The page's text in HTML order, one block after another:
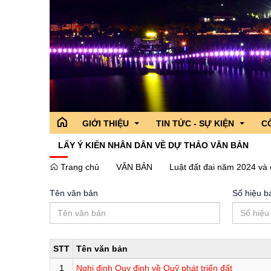
GIỚI THIỆU
Tổ chức bộ máy
Đoàn đại biểu quốc hội tỉnh
Điều kiện tự nhiên
Lịch sử
Danh lam thắng cảnh
TIN TỨC - SỰ KIỆN
Hoạt động của lãnh đạo Tỉnh
Tin Đoàn Đại
Thông tin chỉ đạo,điều hành
Sở,Ban,Ngành - Địa phương
Tin các sở
LẤY Ý KIẾN NHÂN DÂN VỀ DỰ THẢO VĂN BẢN
Trang chủ VĂN BẢN Luật đất đai năm 2024
Tên văn bản Số hiệu
STT Tên văn bản
1
Nghị định Quy định về Quỹ phát triển đất